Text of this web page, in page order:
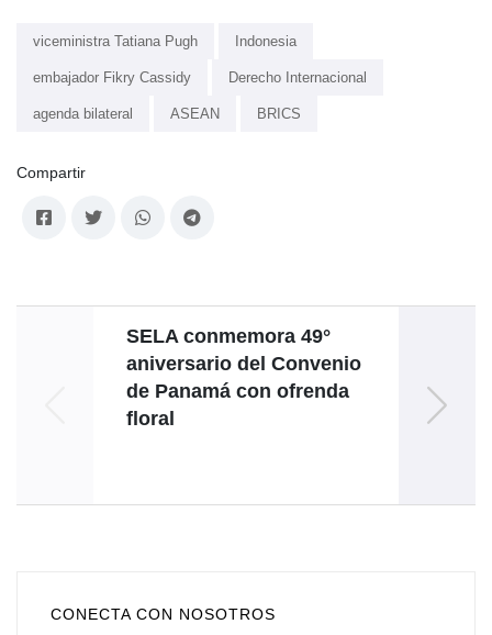
viceministra Tatiana Pugh Indonesia
embajador Fikry Cassidy Derecho Internacional
agenda bilateral ASEAN BRICS
Compartir
SELA conmemora 49°
aniversario del Convenio
de Panamá con ofrenda
floral
CONECTA CON NOSOTROS